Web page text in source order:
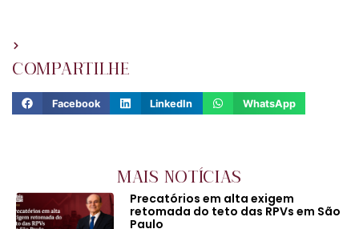
COMPARTILHE
Facebook LinkedIn WhatsApp
MAIS NOTÍCIAS
Precatórios em alta exigem
retomada do teto das RPVs em São
Paulo